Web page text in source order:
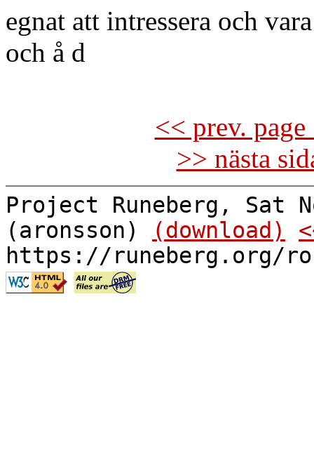
egnat att intressera och
och å d
<< prev.
>> nästa
Project Runeberg, Sat
(aronsson)
(download)
https://runeberg.org/